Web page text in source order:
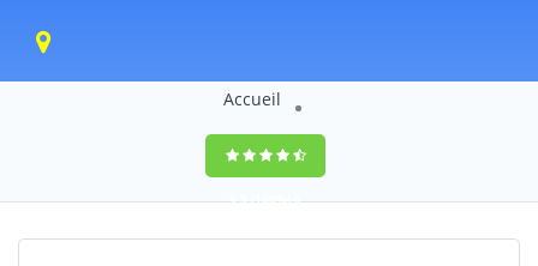
Accueil
9,5(100%)0
votes